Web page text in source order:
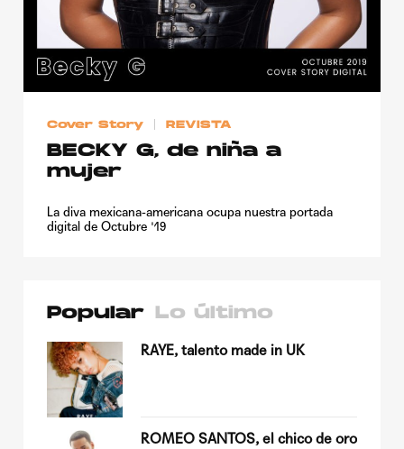
Cover Story REVISTA
BECKY G, de niña a
mujer
La diva mexicana-americana ocupa nuestra portada
digital de Octubre '19
Popular Lo último
RAYE, talento made in UK
ROMEO SANTOS, el chico de oro